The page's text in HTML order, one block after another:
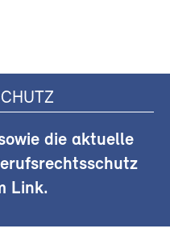
die aktuelle
Link.